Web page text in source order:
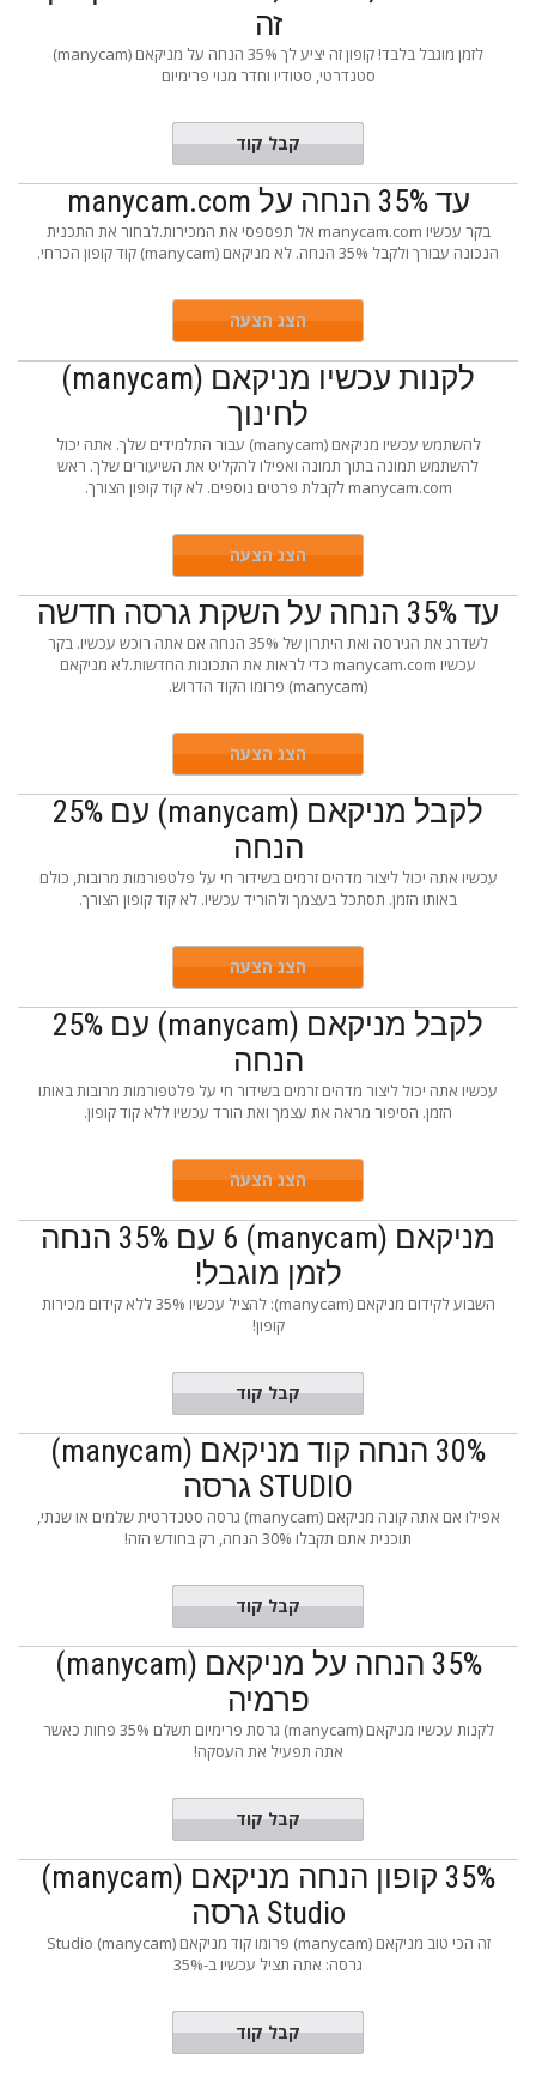
זה
לזמן מוגבל בלבד! קופון זה יציע לך 35% הנחה על מניקאם (manycam)
סטנדרטי, סטודיו וחדר מנוי פרימיום
FF35WNTקבל קוד
עד 35% הנחה על manycam.com
בקר עכשיו manycam.com אל תפספסי את המכירות.לבחור את התכנית
הנכונה עבורך ולקבל 35% הנחה. לא מניקאם (manycam) קוד קופון הכרחי.
הצג הצעה
לקנות עכשיו מניקאם (manycam)
לחינוך
להשתמש עכשיו מניקאם (manycam) עבור התלמידים שלך. אתה יכול
להשתמש תמונה בתוך תמונה ואפילו להקליט את השיעורים שלך. ראש
manycam.com לקבלת פרטים נוספים. לא קוד קופון הצורך.
הצג הצעה
עד 35% הנחה על השקת גרסה חדשה
לשדרג את הגירסה ואת היתרון של 35% הנחה אם אתה רוכש עכשיו. בקר
עכשיו manycam.com כדי לראות את התכונות החדשות.לא מניקאם
(manycam) פרומו הקוד הדרוש.
הצג הצעה
לקבל מניקאם (manycam) עם 25%
הנחה
עכשיו אתה יכול ליצור מדהים זרמים בשידור חי על פלטפורמות מרובות, כולם
באותו הזמן. תסתכל בעצמך ולהוריד עכשיו. לא קוד קופון הצורך.
הצג הצעה
לקבל מניקאם (manycam) עם 25%
הנחה
עכשיו אתה יכול ליצור מדהים זרמים בשידור חי על פלטפורמות מרובות באותו
הזמן. הסיפור מראה את עצמך ואת הורד עכשיו ללא קוד קופון.
הצג הצעה
מניקאם (manycam) 6 עם 35% הנחה
לזמן מוגבל!
השבוע לקידום מניקאם (manycam): להציל עכשיו 35% ללא קידום מכירות
קופון!
de Needקבל קוד
30% הנחה קוד מניקאם (manycam)
STUDIO גרסה
אפילו אם אתה קונה מניקאם (manycam) גרסה סטנדרטית שלמים או שנתי,
תוכנית אתם תקבלו 30% הנחה, רק בחודש הזה!
de Needקבל קוד
35% הנחה על מניקאם (manycam)
פרמיה
לקנות עכשיו מניקאם (manycam) גרסת פרימיום תשלם 35% פחות כאשר
אתה תפעיל את העסקה!
de Needקבל קוד
35% קופון הנחה מניקאם (manycam)
Studio גרסה
זה הכי טוב מניקאם (manycam) פרומו קוד מניקאם (manycam) Studio
גרסה: אתה תציל עכשיו ב-35%
ERAFF35קבל קוד